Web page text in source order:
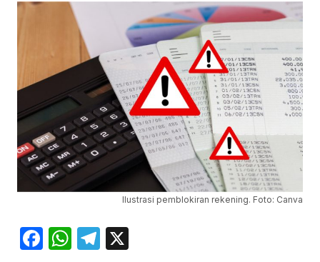
Ilustrasi pemblokiran rekening. Foto: Canva
Facebook
WhatsApp
Telegram